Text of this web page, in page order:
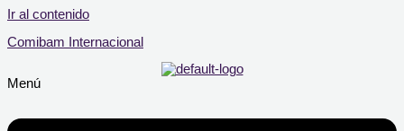
Ir al contenido
Comibam Internacional
Menú